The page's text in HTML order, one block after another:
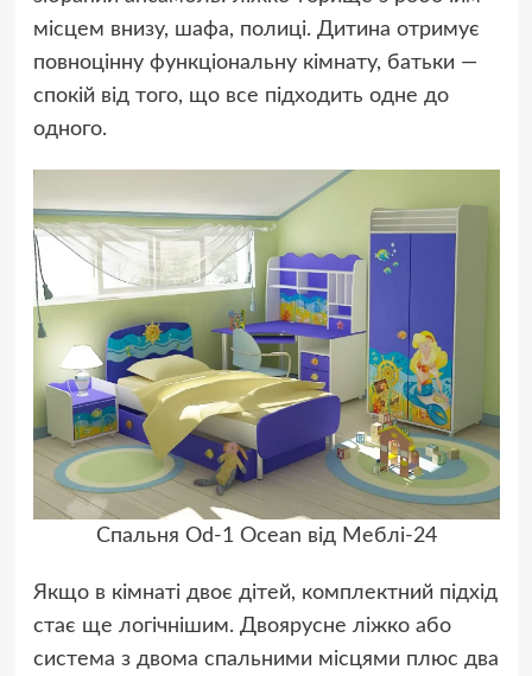
місцем внизу, шафа, полиці. Дитина отримує
повноцінну функціональну кімнату, батьки —
спокій від того, що все підходить одне до
одного.
Спальня Od-1 Ocean від Меблі-24
Якщо в кімнаті двоє дітей, комплектний підхід
стає ще логічнішим. Двоярусне ліжко або
система з двома спальними місцями плюс два